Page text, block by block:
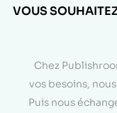
VOUS
Chez
vos besoins,
Puis nous